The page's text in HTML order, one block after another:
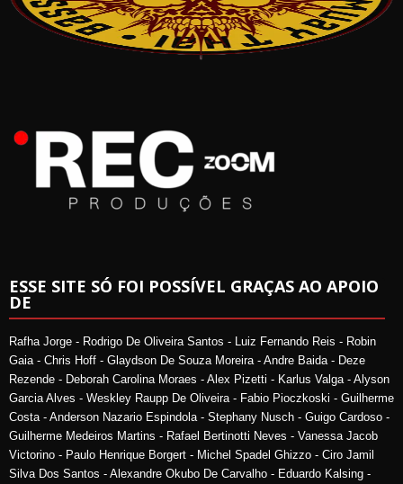
ESSE SITE SÓ FOI POSSÍVEL GRAÇAS AO APOIO
DE
Rafha Jorge - Rodrigo De Oliveira Santos - Luiz Fernando Reis - Robin
Gaia - Chris Hoff - Glaydson De Souza Moreira - Andre Baida - Deze
Rezende - Deborah Carolina Moraes - Alex Pizetti - Karlus Valga - Alyson
Garcia Alves - Weskley Raupp De Oliveira - Fabio Pioczkoski - Guilherme
Costa - Anderson Nazario Espindola - Stephany Nusch - Guigo Cardoso -
Guilherme Medeiros Martins - Rafael Bertinotti Neves - Vanessa Jacob
Victorino - Paulo Henrique Borgert - Michel Spadel Ghizzo - Ciro Jamil
Silva Dos Santos - Alexandre Okubo De Carvalho - Eduardo Kalsing -